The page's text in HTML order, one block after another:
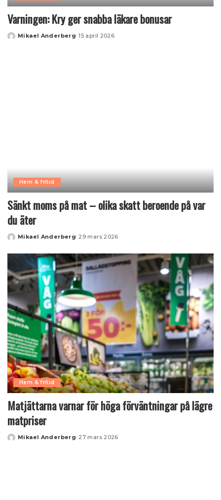
Varningen: Kry ger snabba läkare bonusar
Posted
Mikael Anderberg 15 april 2026
Hem & fritid
Sänkt moms på mat – olika skatt beroende på var
du äter
Posted
Mikael Anderberg 29 mars 2026
Hem & fritid
Matjättarna varnar för höga förväntningar på lägre
matpriser
Posted
Mikael Anderberg 27 mars 2026